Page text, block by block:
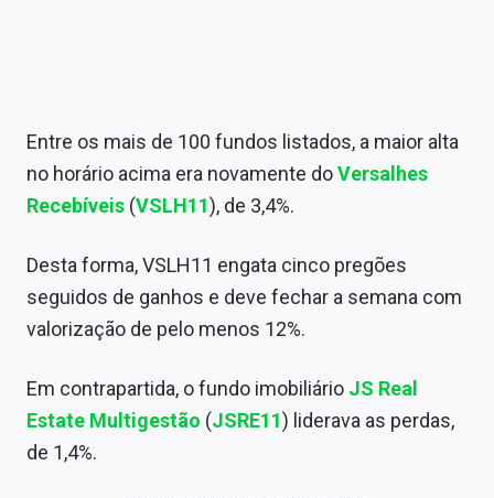
Entre os mais de 100 fundos listados, a maior alta
no horário acima era novamente doVersalhes
Recebíveis (VSLH11), de 3,4%.
Desta forma, VSLH11 engata cinco pregões
seguidos de ganhos e deve fechar a semana com
valorização de pelo menos 12%.
Em contrapartida, o fundo imobiliário JS Real
Estate Multigestão (JSRE11) liderava as perdas,
de 1,4%.